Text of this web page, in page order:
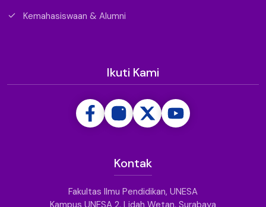
Kemahasiswaan & Alumni
Ikuti Kami
Kontak
Fakultas Ilmu Pendidikan, UNESA
Kampus UNESA 2, Lidah Wetan, Surabaya